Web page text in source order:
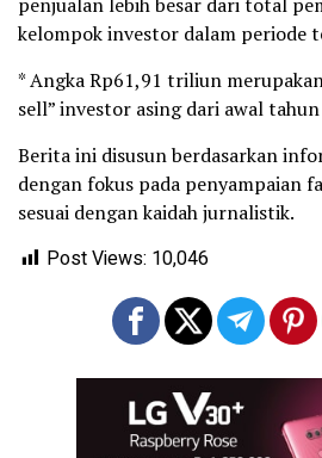
kelompok investor dalam periode
* Angka Rp61,91 triliun
sell” investor asing dari awal
Berita ini disusun berdasarkan
dengan fokus pada penyampaian
sesuai dengan kaidah jurnalistik.
Post Views: 10,046